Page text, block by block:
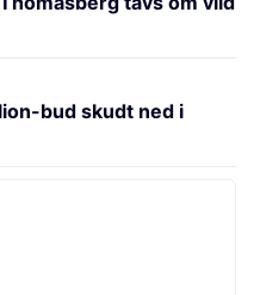
bud skudt ned i